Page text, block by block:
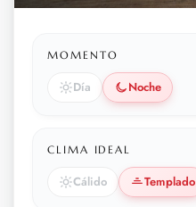
MOMENTO
Día Noche
CLIMA IDEAL
Cálido Templado